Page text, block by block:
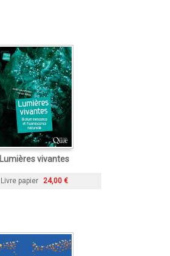
Lumières vivantes
Livre papier 24,00 €